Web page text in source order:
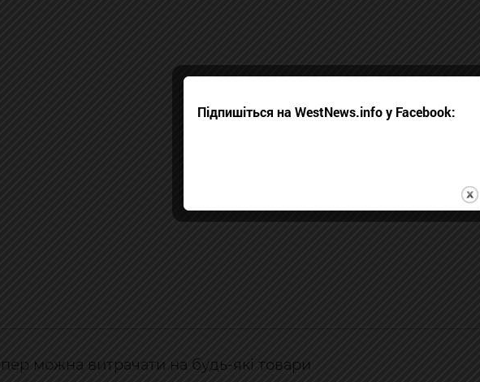
можна витрачати на будь-які товари
Підпишіться на WestNews.info у Facebook: